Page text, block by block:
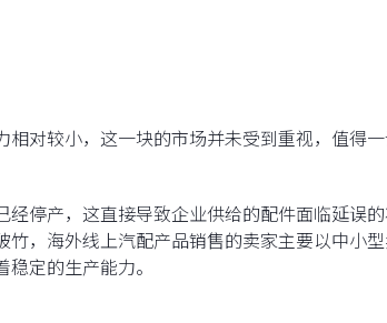
对较小，这一块的市场并未受到重视，值得
停产，这直接导致企业供给的配件面临延误
，海外线上汽配产品销售的卖家主要以中小
定的生产能力。